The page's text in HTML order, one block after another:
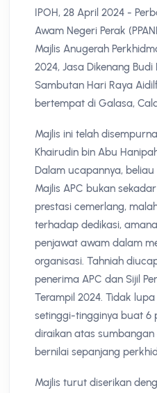
IPOH, 28 April 2024 -
Awam Negeri Perak
Majlis Anugerah
2024, Jasa Dikenang
Sambutan Hari Raya
bertempat di Galasa,
Majlis ini telah
Khairudin bin Abu
Dalam ucapannya,
Majlis APC bukan
prestasi cemerlang,
terhadap dedikasi,
penjawat awam dalam
organisasi. Tahniah
penerima APC dan Sijil
Terampil 2024. Tidak
setinggi-tingginya buat 6
diraikan atas
bernilai sepanjang
Majlis turut diserikan